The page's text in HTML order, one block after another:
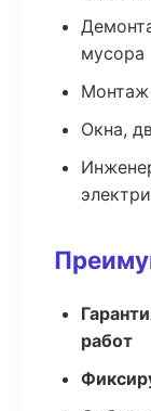
мусора
Монтаж
Окна,
работ